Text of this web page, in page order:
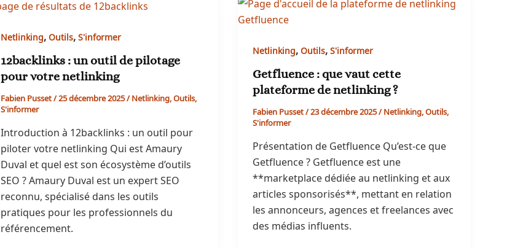
Netlinking,Outils,S'informer
12backlinks : un outil de pilotage
pour votre netlinking
Fabien Pusset/25 décembre 2025/Netlinking,Outils,
S'informer
Introduction à 12backlinks : un outil pour
piloter votre netlinking Qui est Amaury
Duval et quel est son écosystème d’outils
SEO ? Amaury Duval est un expert SEO
reconnu, spécialisé dans les outils
pratiques pour les professionnels du
référencement.
Netlinking,Outils,S'informer
Getfluence : que vaut cette
plateforme de netlinking ?
Fabien Pusset/23 décembre 2025/Netlinking,Outils,
S'informer
Présentation de Getfluence Qu’est-ce que
Getfluence ? Getfluence est une
**marketplace dédiée au netlinking et aux
articles sponsorisés**, mettant en relation
les annonceurs, agences et freelances avec
des médias influents.